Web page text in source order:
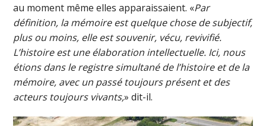
au moment même elles apparaissaient. «Par
définition, la mémoire est quelque chose de subjectif,
plus ou moins, elle est souvenir, vécu, revivifié.
L’histoire est une élaboration intellectuelle. Ici, nous
étions dans le registre simultané de l’histoire et de la
mémoire, avec un passé toujours présent et des
acteurs toujours vivants,» dit-il.